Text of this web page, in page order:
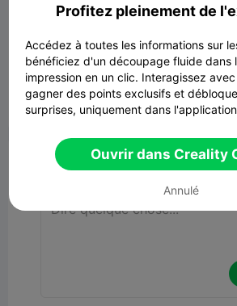
 Signaler 6 
Commentaires
Profitez pleinement de
Accédez à toutes les informations sur
bénéficiez d'un découpage fluide dans
impression en un clic. Interagissez
gagner des points exclusifs et
surprises, uniquement dans
Ouvrir dans Creality
Annulé